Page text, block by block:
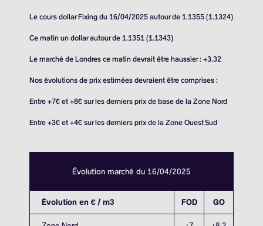
Le cours dollar Fixing du 16/04/2025 autour de 1.1355 (1.1324)
Ce matin un dollar autour de 1.1351 (1.1343)
Le marché de Londres ce matin devrait être haussier : +3.32
Nos évolutions de prix estimées devraient être comprises :
Entre +7€ et +8€ sur les derniers prix de base de la Zone Nord
Entre +3€ et +4€ sur les derniers prix de la Zone Ouest Sud
Évolution marché du 16/04/2025
Évolution en € / m3 FOD GO